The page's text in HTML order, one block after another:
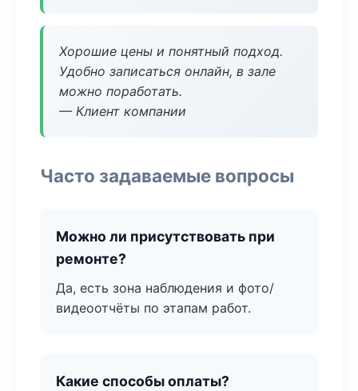
Хорошие цены и понятный подход.
Удобно записаться онлайн, в зале
можно поработать.
— Клиент компании
Часто задаваемые вопросы
Можно ли присутствовать при
ремонте?
Да, есть зона наблюдения и фото/
видеоотчёты по этапам работ.
Какие способы оплаты?